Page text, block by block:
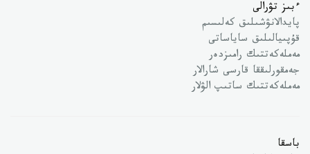
ءبىز تۋرالى
پايدالانۋشىلىق كەلىسىم
قۇپىيالىلىق ساياساتى
مەملەكەتتىك رامىزدەر
جەمقورلىققا قارسى شارالار
مەملەكەتتىك ساتىپ الۋلار
باسقا